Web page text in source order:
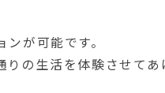
が可能です。
りの生活を体験させてあ